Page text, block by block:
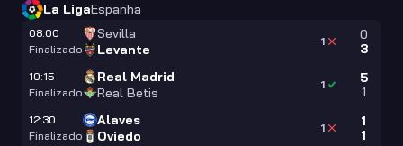
La LigaEspanha
08:00
Finalizado
Sevilla
Levante
0
3
1
10:15
Finalizado
Real Madrid
Real Betis
5
1
1
12:30
Finalizado
Alaves
Oviedo
1
1
1